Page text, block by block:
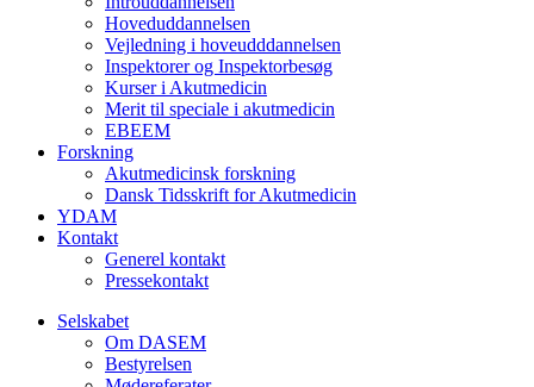
Hoveduddannelsen
Vejledning i hoveudddannelsen
Inspektorer og Inspektorbesøg
Kurser i Akutmedicin
Merit til speciale i akutmedicin
EBEEM
Forskning
Akutmedicinsk forskning
Dansk Tidsskrift for Akutmedicin
YDAM
Kontakt
Generel kontakt
Pressekontakt
Selskabet
Om DASEM
Bestyrelsen